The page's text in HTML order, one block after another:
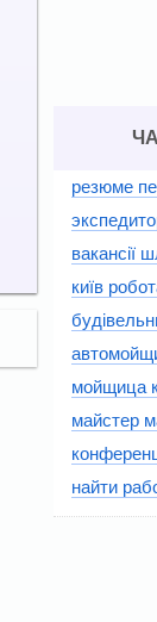
резюме
вакансії
київ
мойщица
майстер
найти